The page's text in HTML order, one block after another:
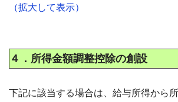
（拡大して表示）
４．所得金額調整控除の創設
下記に該当する場合は、給与所得から